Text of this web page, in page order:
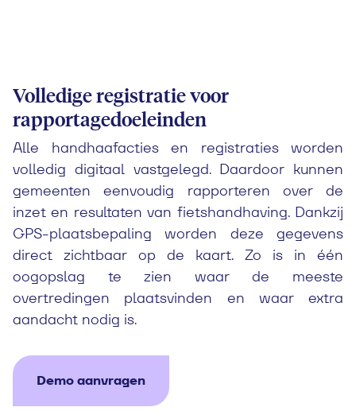
Volledige registratie voor
rapportagedoeleinden
Alle handhaafacties en registraties worden
volledig digitaal vastgelegd. Daardoor kunnen
gemeenten eenvoudig rapporteren over de
inzet en resultaten van fietshandhaving. Dankzij
GPS-plaatsbepaling worden deze gegevens
direct zichtbaar op de kaart. Zo is in één
oogopslag te zien waar de meeste
overtredingen plaatsvinden en waar extra
aandacht nodig is.
Demo aanvragen